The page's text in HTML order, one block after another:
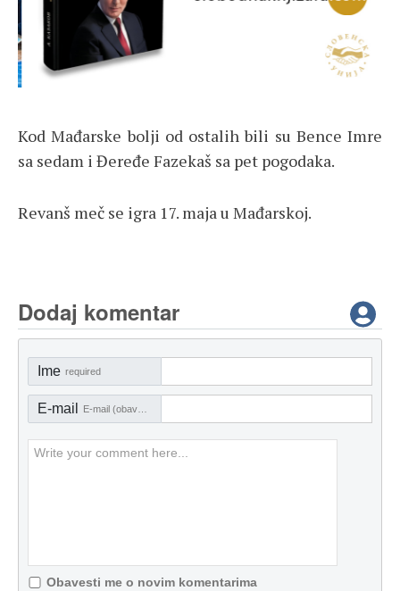
Kod Mađarske bolji od ostalih bili su Bence Imre
sa sedam i Đeređe Fazekaš sa pet pogodaka.
Revanš meč se igra 17. maja u Mađarskoj.
Dodaj komentar
Ime required
E-mail
Obavesti me o novim komentarima